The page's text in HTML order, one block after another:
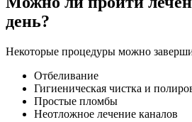
день?
Некоторые процедуры можно
Отбеливание
Гигиеническая чистка и
Простые пломбы
Неотложное лечение каналов